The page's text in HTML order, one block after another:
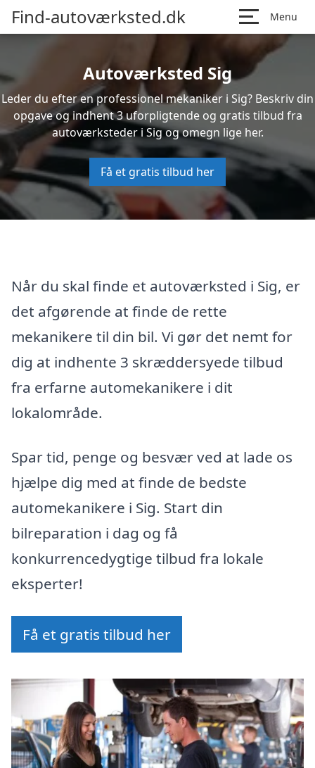
Find-autoværksted.dk Menu
Autoværksted Sig
Leder du efter en professionel mekaniker i Sig? Beskriv din
opgave og indhent 3 uforpligtende og gratis tilbud fra
autoværksteder i Sig og omegn lige her.
Få et gratis tilbud her
Når du skal finde et autoværksted i Sig, er
det afgørende at finde de rette
mekanikere til din bil. Vi gør det nemt for
dig at indhente 3 skræddersyede tilbud
fra erfarne automekanikere i dit
lokalområde.
Spar tid, penge og besvær ved at lade os
hjælpe dig med at finde de bedste
automekanikere i Sig. Start din
bilreparation i dag og få
konkurrencedygtige tilbud fra lokale
eksperter!
Få et gratis tilbud her